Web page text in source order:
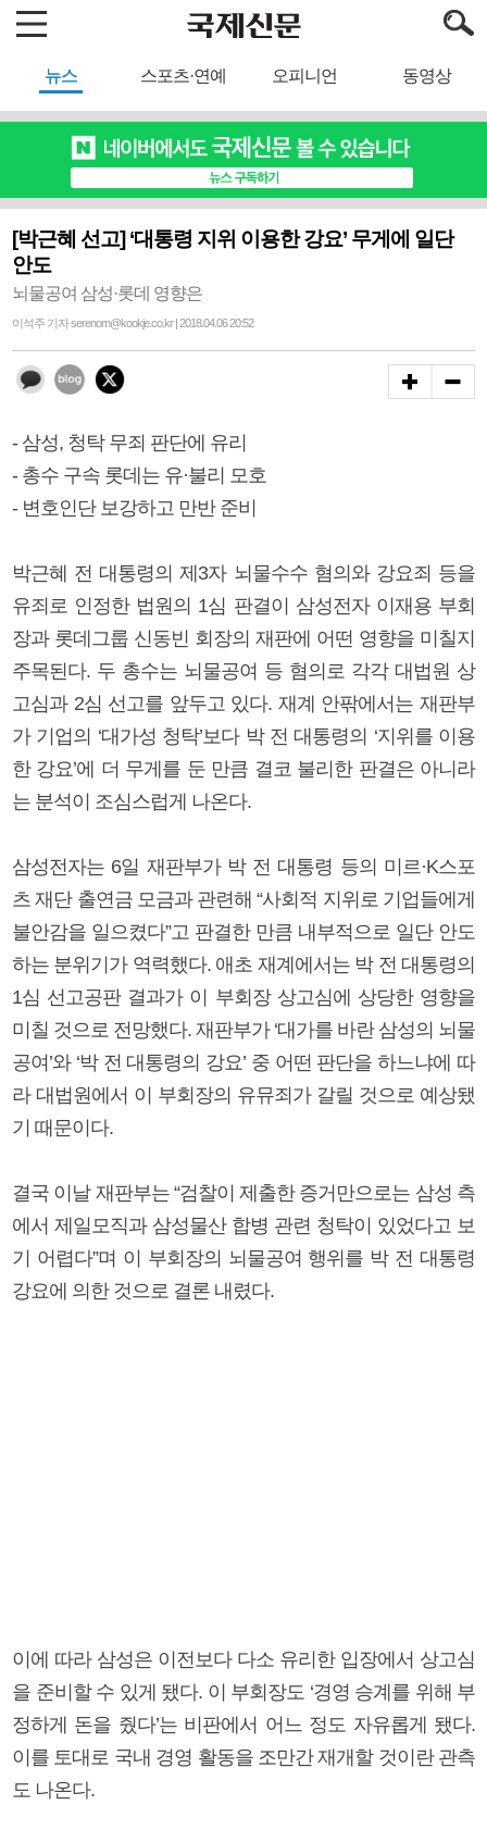
뉴스 스포츠·연예 오피니언 동영상
[박근혜 선고] ‘대통령 지위 이용한 강요’ 무게에 일단
안도
뇌물공여 삼성·롯데 영향은
이석주 기자 serenom@kookje.co.kr | 2018.04.06 20:52
- 삼성, 청탁 무죄 판단에 유리
- 총수 구속 롯데는 유·불리 모호
- 변호인단 보강하고 만반 준비
박근혜 전 대통령의 제3자 뇌물수수 혐의와 강요죄 등을
유죄로 인정한 법원의 1심 판결이 삼성전자 이재용 부회
장과 롯데그룹 신동빈 회장의 재판에 어떤 영향을 미칠지
주목된다. 두 총수는 뇌물공여 등 혐의로 각각 대법원 상
고심과 2심 선고를 앞두고 있다. 재계 안팎에서는 재판부
가 기업의 ‘대가성 청탁’보다 박 전 대통령의 ‘지위를 이용
한 강요’에 더 무게를 둔 만큼 결코 불리한 판결은 아니라
는 분석이 조심스럽게 나온다.
삼성전자는 6일 재판부가 박 전 대통령 등의 미르·K스포
츠 재단 출연금 모금과 관련해 “사회적 지위로 기업들에게
불안감을 일으켰다”고 판결한 만큼 내부적으로 일단 안도
하는 분위기가 역력했다. 애초 재계에서는 박 전 대통령의
1심 선고공판 결과가 이 부회장 상고심에 상당한 영향을
미칠 것으로 전망했다. 재판부가 ‘대가를 바란 삼성의 뇌물
공여’와 ‘박 전 대통령의 강요’ 중 어떤 판단을 하느냐에 따
라 대법원에서 이 부회장의 유뮤죄가 갈릴 것으로 예상됐
기 때문이다.
결국 이날 재판부는 “검찰이 제출한 증거만으로는 삼성 측
에서 제일모직과 삼성물산 합병 관련 청탁이 있었다고 보
기 어렵다”며 이 부회장의 뇌물공여 행위를 박 전 대통령
강요에 의한 것으로 결론 내렸다.
이에 따라 삼성은 이전보다 다소 유리한 입장에서 상고심
을 준비할 수 있게 됐다. 이 부회장도 ‘경영 승계를 위해 부
정하게 돈을 줬다’는 비판에서 어느 정도 자유롭게 됐다.
이를 토대로 국내 경영 활동을 조만간 재개할 것이란 관측
도 나온다.